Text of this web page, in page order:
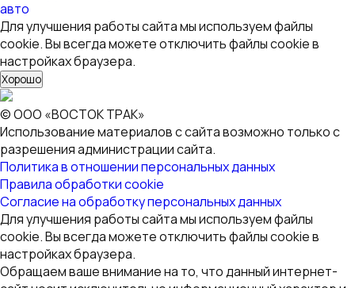
авто
Для улучшения работы сайта мы используем файлы
cookie. Вы всегда можете отключить файлы cookie в
настройках браузера.
Хорошо
© ООО «ВОСТОК ТРАК»
Использование материалов с сайта возможно только с
разрешения администрации сайта.
Политика в отношении персональных данных
Правила обработки cookie
Согласие на обработку персональных данных
Для улучшения работы сайта мы используем файлы
cookie. Вы всегда можете отключить файлы cookie в
настройках браузера.
Обращаем ваше внимание на то, что данный интернет-